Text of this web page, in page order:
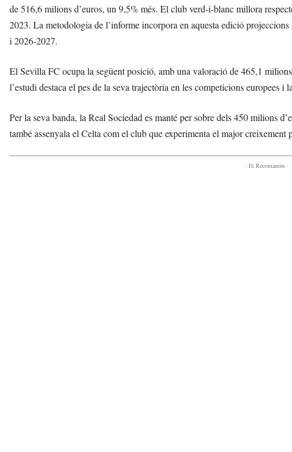
de 516,6 milions d’euros, un 9,5% més. El club verd-i-blanc millora
2023. La metodologia de l’informe incorpora en aquesta edició
i 2026-2027.
El Sevilla FC ocupa la següent posició, amb una valoració de 465,1
l’estudi destaca el pes de la seva trajectòria en les competicions europees i
Per la seva banda, la Real Sociedad es manté per sobre dels 450 milions
també assenyala el Celta com el club que experimenta el major creixement
- Et Recomanem -